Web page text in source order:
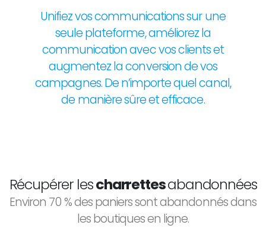
Unifiez vos communications sur une
seule plateforme, améliorez la
communication avec vos clients et
augmentez la conversion de vos
campagnes. De n’importe quel canal,
de manière sûre et efficace.
Récupérer lescharrettesabandonnées
Environ 70 % des paniers sont abandonnés dans
les boutiques en ligne.